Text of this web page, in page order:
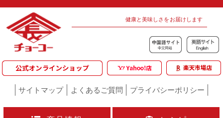
健康と美味しさをお届けします
サイトマップ よくあるご質問 プライバシーポリシー